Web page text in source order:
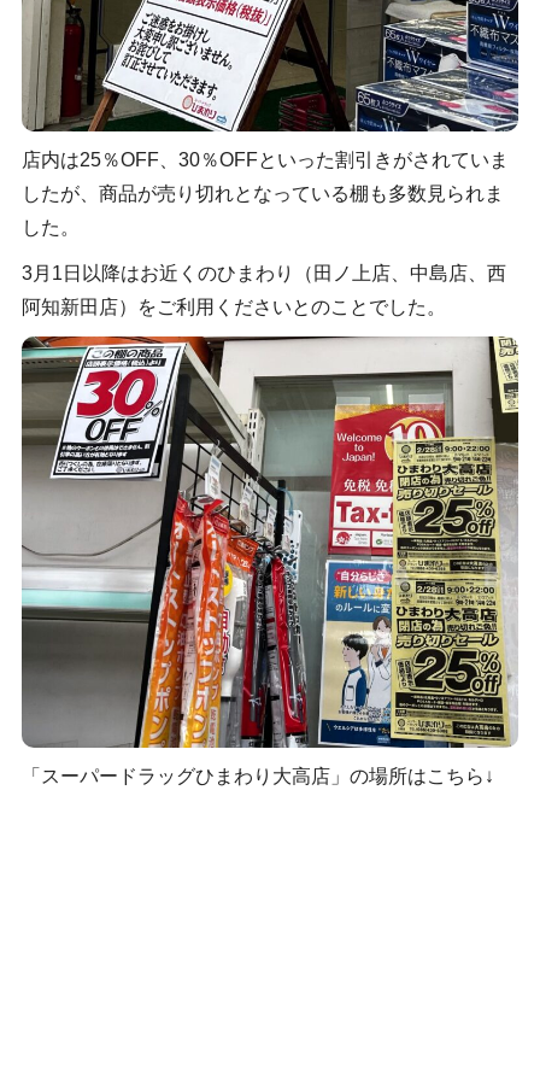
店内は25％OFF、30％OFFといった割引きがされていま
したが、商品が売り切れとなっている棚も多数見られま
した。
3月1日以降はお近くのひまわり（田ノ上店、中島店、西
阿知新田店）をご利用くださいとのことでした。
「スーパードラッグひまわり大高店」の場所はこちら↓